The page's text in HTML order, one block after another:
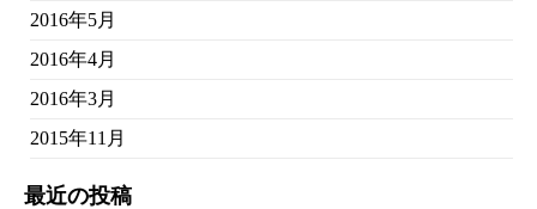
2016年5月
2016年4月
2016年3月
2015年11月
最近の投稿